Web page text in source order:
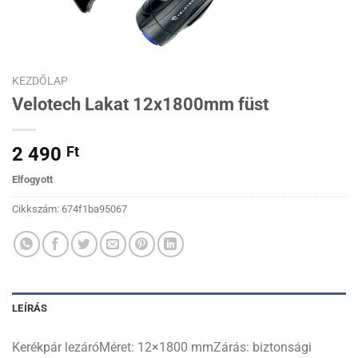
KEZDŐLAP
Velotech Lakat 12x1800mm füst
2 490 Ft
Elfogyott
Cikkszám: 674f1ba95067
LEÍRÁS
Kerékpár lezáróMéret: 12×1800 mmZárás: biztonsági